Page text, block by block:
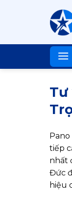
Tư
tiếp
nhất
Đức
hiệu